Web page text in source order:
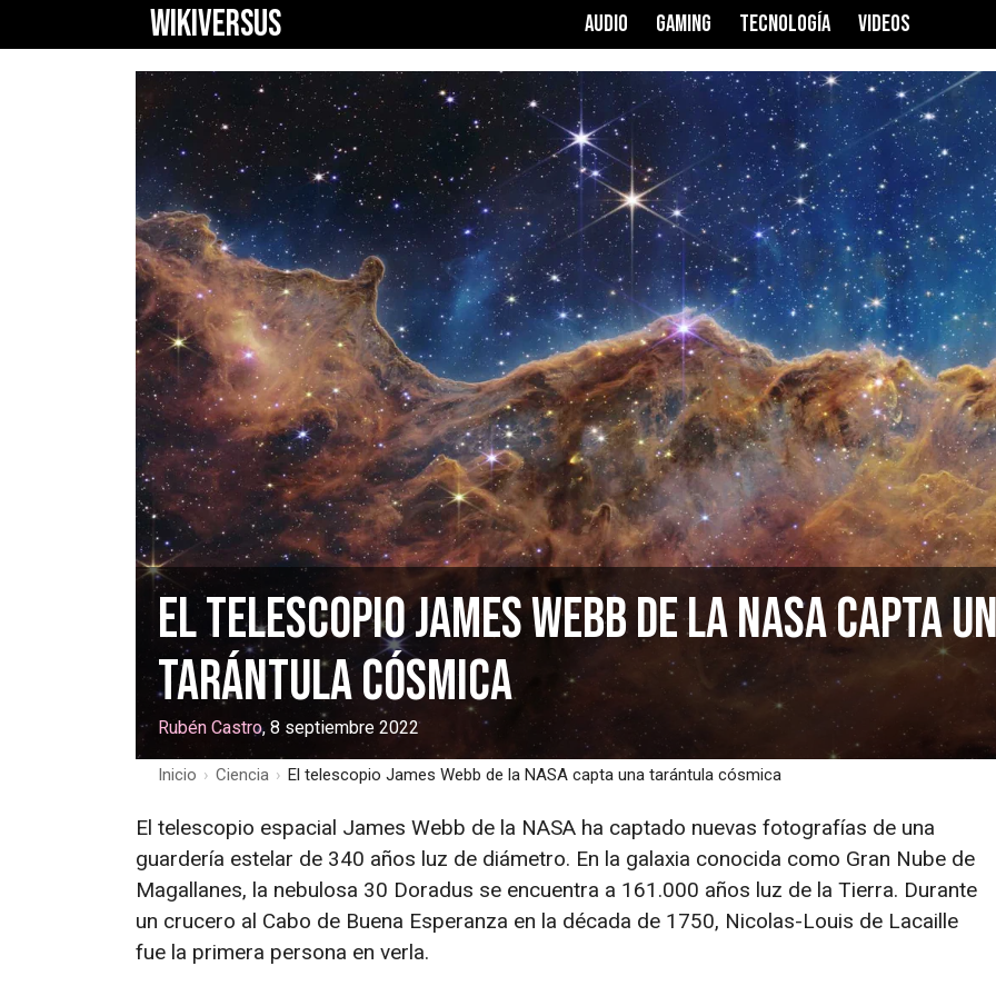
WIKIVERSUS AUDIO GAMING TECNOLOGÍA VIDEOS
El telescopio James Webb de la NASA capta
tarántula cósmica
Rubén Castro, 8 septiembre 2022
Inicio › Ciencia › El telescopio James Webb de la NASA capta una tarántula cósmica
El telescopio espacial James Webb de la NASA ha captado nuevas fotografías de una
guardería estelar de 340 años luz de diámetro. En la galaxia conocida como Gran Nube de
Magallanes, la nebulosa 30 Doradus se encuentra a 161.000 años luz de la Tierra. Durante
un crucero al Cabo de Buena Esperanza en la década de 1750, Nicolas-Louis de Lacaille
fue la primera persona en verla.